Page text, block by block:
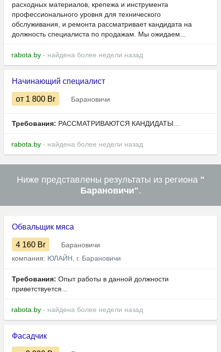
расходных материалов, крепежа и инструмента
профессионального уровня для технического
обслуживания, и ремонта рассматривает кандидата на
должность специалиста по продажам. Мы ожидаем...
rabota.by - найдена более недели назад
Начинающий специалист
от 1 800 Br Барановичи
Требования: РАССМАТРИВАЮТСЯ КАНДИДАТЫ...
rabota.by - найдена более недели назад
Ниже представлены результаты из региона "
Барановичи".
Обвальщик мяса
4 160 Br
Барановичи
компания: ЮЛАЙН, г. Барановичи
Требования: Опыт работы в данной должности
приветствуется...
rabota.by - найдена более недели назад
Фасадчик